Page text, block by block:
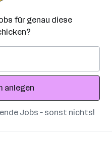
für genau diese
anlegen
Jobs – sonst nichts!